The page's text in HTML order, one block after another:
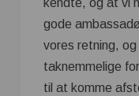
gode
vores retning,
taknemmelige
til at komme